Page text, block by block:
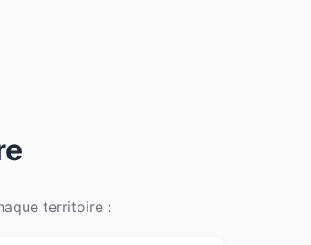
territoire :